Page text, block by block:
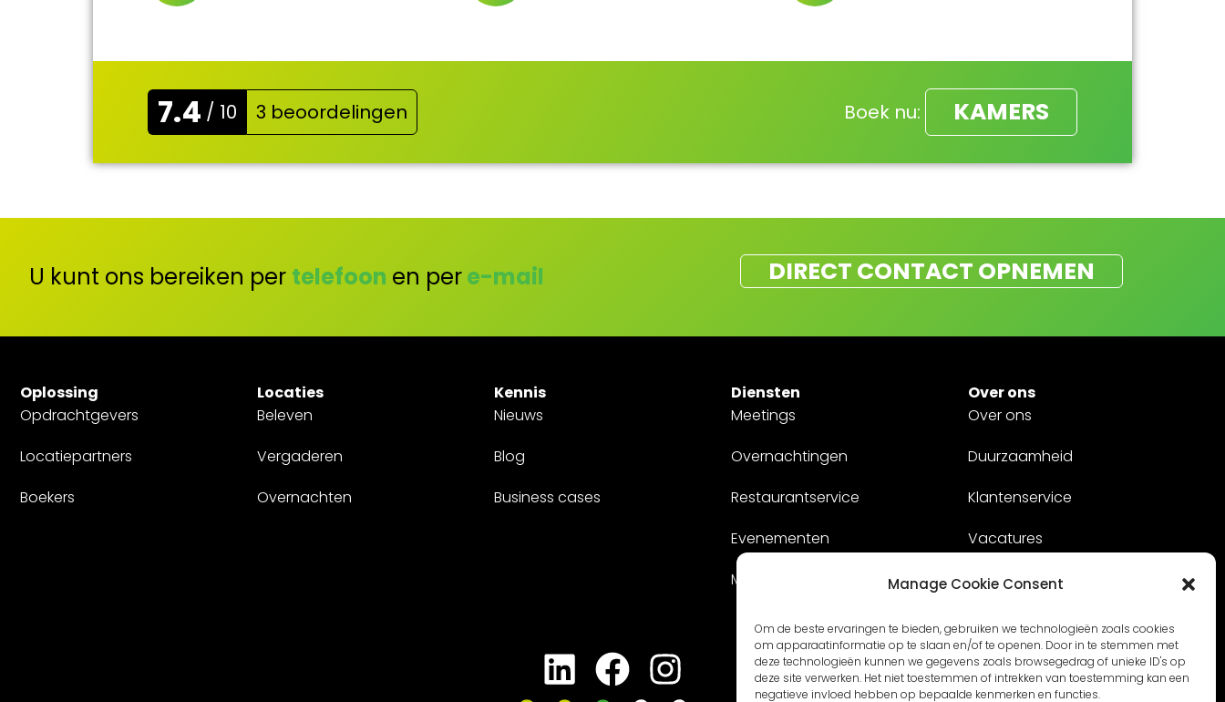
Manage Cookie Consent
Om de beste ervaringen te bieden, gebruiken we technologieën zoals cookies
om apparaatinformatie op te slaan en/of te openen. Door in te stemmen met
deze technologieën kunnen we gegevens zoals browsegedrag of unieke ID's op
deze site verwerken. Het niet toestemmen of intrekken van toestemming kan een
negatieve invloed hebben op bepaalde kenmerken en functies.
7.4 / 10 3 beoordelingen Boek nu: KAMERS
U kunt ons bereiken per telefoon en pere-mail DIRECT CONTACT OPNEMEN
Oplossing
Opdrachtgevers
Locatiepartners
Boekers
Locaties
Beleven
Vergaderen
Overnachten
Kennis
Nieuws
Blog
Business cases
Diensten
Meetings
Overnachtingen
Restaurantservice
Evenementen
Maatwerk
Over ons
Over ons
Duurzaamheid
Klantenservice
Vacatures
Contact